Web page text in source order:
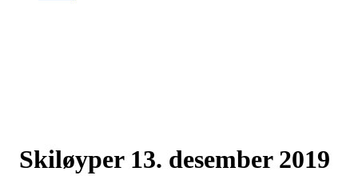
Skiløyper 13. desember 2019